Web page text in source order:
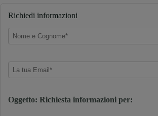
Richiedi informazioni
Oggetto: Richiesta informazioni per: